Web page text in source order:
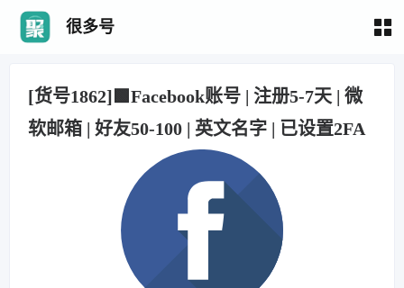
很多号
[货号1862]🟩Facebook账号 | 注册5-7天 | 微
软邮箱 | 好友50-100 | 英文名字 | 已设置2FA